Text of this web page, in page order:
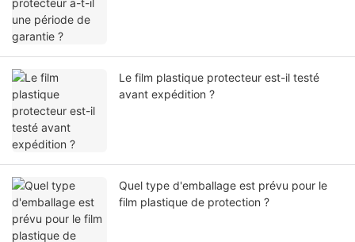
Le film plastique protecteur est-il testé
avant expédition ?
Quel type d'emballage est prévu pour le
film plastique de protection ?